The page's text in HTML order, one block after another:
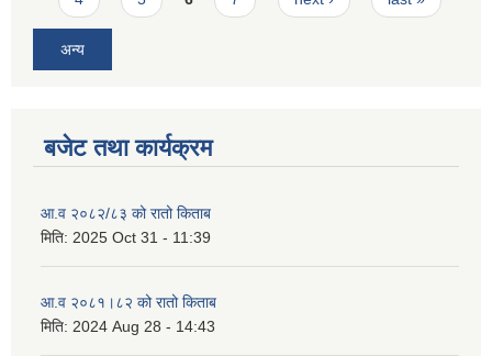
अन्य
बजेट तथा कार्यक्रम
आ.व २०८२/८३ को रातो किताब
मिति: 2025 Oct 31 - 11:39
आ.व २०८१।८२ को रातो किताब
मिति: 2024 Aug 28 - 14:43